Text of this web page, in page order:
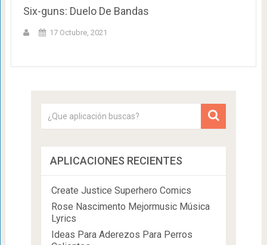
Six-guns: Duelo De Bandas
17 Octubre, 2021
APLICACIONES RECIENTES
Create Justice Superhero Comics
Rose Nascimento Mejormusic Música
Lyrics
Ideas Para Aderezos Para Perros